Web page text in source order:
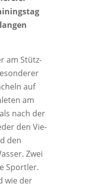
am Stütz­
auf
am
nach der
den Vie­
den
Zwei
Sport­ler.
wie der